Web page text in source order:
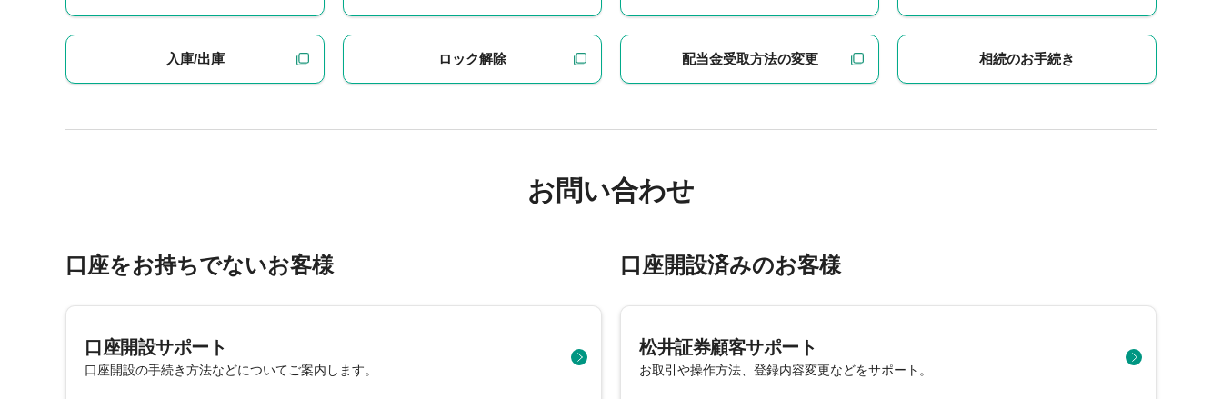
入庫/出庫 ロック解除 配当金受取方法の変更 相続のお手続き
お問い合わせ
口座をお持ちでないお客様
口座開設サポート
口座開設の手続き方法などについてご案内します。
口座開設済みのお客様
松井証券顧客サポート
お取引や操作方法、登録内容変更などをサポート。